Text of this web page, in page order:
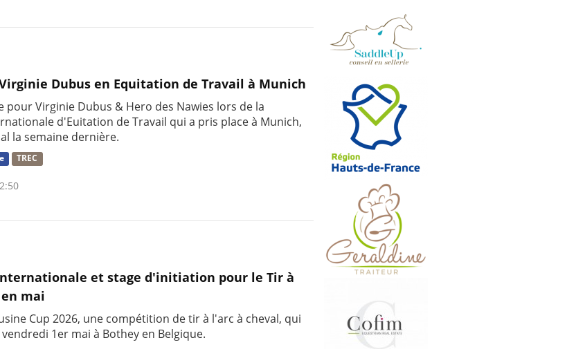
Dubus en Equitation de Travail à Munich
pour Virginie Dubus & Hero des Nawies lors de la
d'Euitation de Travail qui a pris place à Munich,
la semaine dernière.
TREC
et stage d'initiation pour le Tir à
mai
Cup 2026, une compétition de tir à l'arc à cheval, qui
1er mai à Bothey en Belgique.